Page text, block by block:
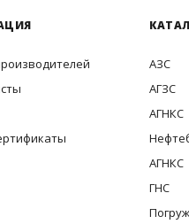
АЗС
АГЗС
АГНКС
АГНКС
ГНС